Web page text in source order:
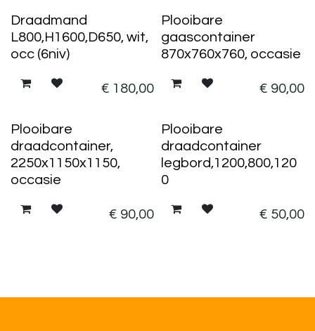
Draadmand
L800,H1600,D650, wit,
occ (6niv)
€ 180,00
Plooibare
gaascontainer
870x760x760, occasie
€ 90,00
Plooibare
draadcontainer,
2250x1150x1150,
occasie
€ 90,00
Plooibare
draadcontainer
legbord,1200,800,120
0
€ 50,00